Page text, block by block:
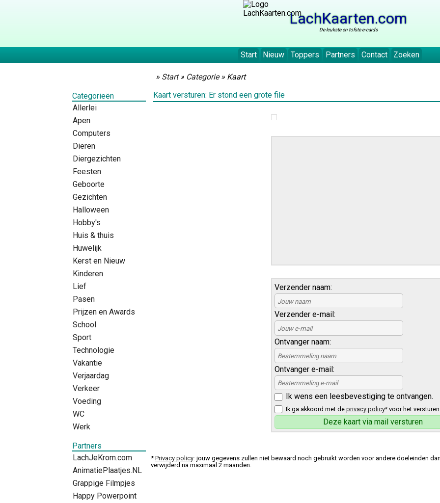
LachKaarten.com
De leukste en tofste e-cards
Start Nieuw Toppers Partners Contact Zoeken
Categorieën
Allerlei
Apen
Computers
Dieren
Diergezichten
Feesten
Geboorte
Gezichten
Halloween
Hobby's
Huis & thuis
Huwelijk
Kerst en Nieuw
Kinderen
Lief
Pasen
Prijzen en Awards
School
Sport
Technologie
Vakantie
Verjaardag
Verkeer
Voeding
WC
Werk
Partners
LachJeKrom.com
AnimatiePlaatjes.NL
Grappige Filmpjes
Happy Powerpoint
» Start» Categorie» Kaart
Kaart versturen: Er stond een grote file
Verzender naam:
Verzender e-mail:
Ontvanger naam:
Ontvanger e-mail:
Ik wens een leesbevestiging te ontvangen.
Ik ga akkoord met deprivacy policy* voor het
* Privacy policy: jouw gegevens zullen niet bewaard noch gebruikt worden voor andere doeleinden
verwijderd na maximaal 2 maanden.